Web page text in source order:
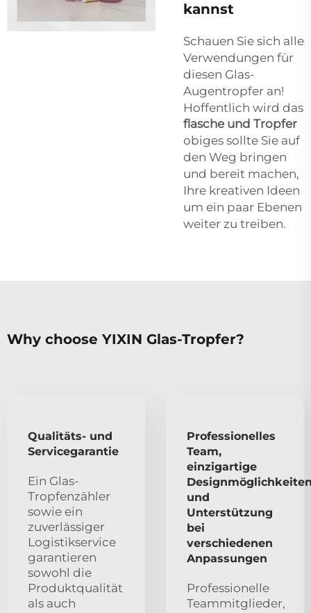
kannst
Schauen Sie sich alle
Verwendungen für
diesen Glas-
Augentropfer an!
Hoffentlich wird das
flasche und Tropfer
obiges sollte Sie auf
den Weg bringen
und bereit machen,
Ihre kreativen Ideen
um ein paar Ebenen
weiter zu treiben.
Why choose YIXIN Glas-Tropfer?
Qualitäts- und
Servicegarantie
Ein Glas-
Tropfenzähler
sowie ein
zuverlässiger
Logistikservice
garantieren
sowohl die
Produktqualität
als auch
Professionelles
Team,
einzigartige
und
Unterstützung
bei
verschiedenen
Anpassungen
Professionelle
Teammitglieder,